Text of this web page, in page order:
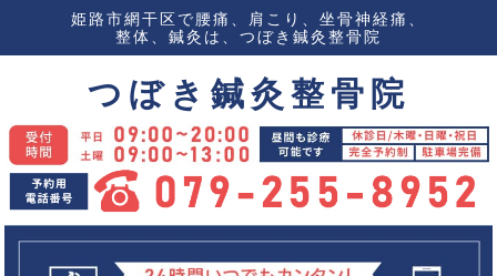
姫路市網干区で腰痛、肩こり、坐骨神経痛、
整体、鍼灸は、つぼき鍼灸整骨院
つぼき鍼灸整骨院